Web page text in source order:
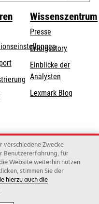
wird
einer
neuen
Wissenszentrum
Presse
Erfolgsstory
Einblicke der
Analysten
Lexmark Blog
Unternehmen von Xerox
verschiedene Zwecke
Benutzererfahrung, für
Website weiterhin nutzen
stimmen Sie der
hierzu auch die